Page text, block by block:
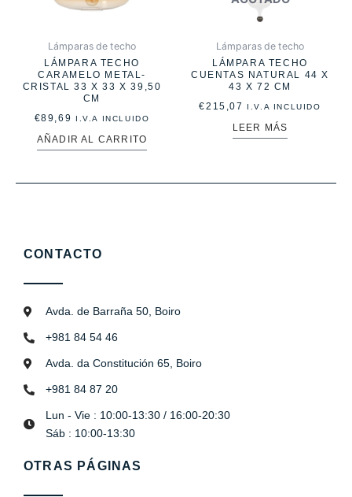
Lámparas de techo
LÁMPARA TECHO
CARAMELO METAL-
CRISTAL 33 X 33 X 39,50
CM
€89,69 I.V.A INCLUIDO
AÑADIR AL CARRITO
Lámparas de techo
LÁMPARA TECHO
CUENTAS NATURAL 44 X
43 X 72 CM
€215,07 I.V.A INCLUIDO
LEER MÁS
CONTACTO
Avda. de Barraña 50, Boiro
+981 84 54 46
Avda. da Constitución 65, Boiro
+981 84 87 20
Lun - Vie : 10:00-13:30 / 16:00-20:30
Sáb : 10:00-13:30
OTRAS PÁGINAS